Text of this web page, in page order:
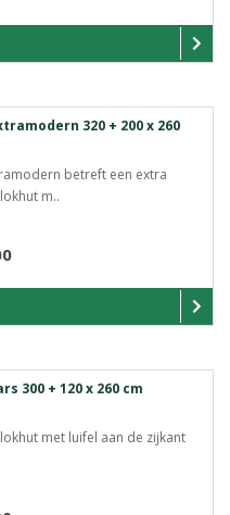
320 + 200 x 260
betreft een extra
m..
300 + 120 x 260 cm
met luifel aan de zijkant